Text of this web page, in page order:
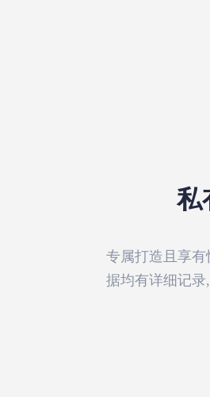
私
专属打造且享
据均有详细记